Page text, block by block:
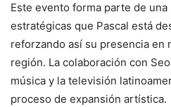
Este evento forma parte de
estratégicas que Pascal está
reforzando así su presencia en
región. La colaboración con
música y la televisión
proceso de expansión artística.